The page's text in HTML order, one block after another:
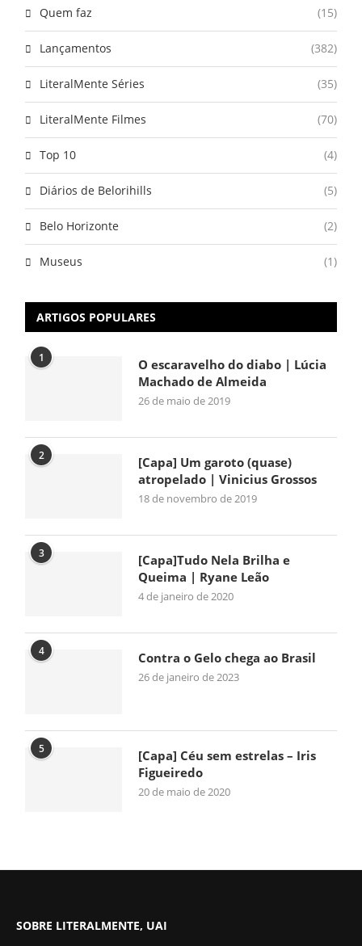
Quem faz (15)
Lançamentos (382)
LiteralMente Séries (35)
LiteralMente Filmes (70)
Top 10 (4)
Diários de Belorihills (5)
Belo Horizonte (2)
Museus (1)
ARTIGOS POPULARES
1
O escaravelho do diabo | Lúcia
Machado de Almeida
26 de maio de 2019
2
[Capa] Um garoto (quase)
atropelado | Vinicius Grossos
18 de novembro de 2019
3
[Capa]Tudo Nela Brilha e
Queima | Ryane Leão
4 de janeiro de 2020
4 Contra o Gelo chega ao Brasil
26 de janeiro de 2023
5
[Capa] Céu sem estrelas – Iris
Figueiredo
20 de maio de 2020
SOBRE LITERALMENTE, UAI